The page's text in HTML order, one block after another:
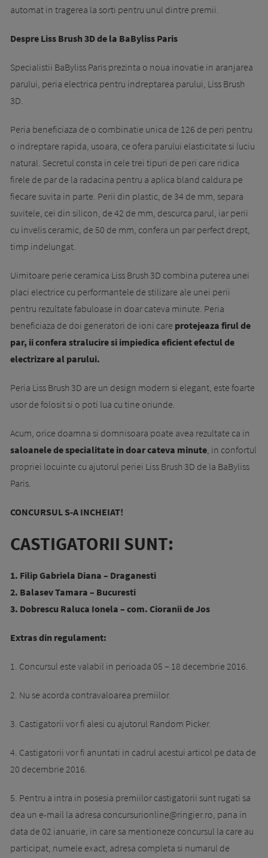
automat in tragerea la sorti pentru unul dintre premii.
Despre Liss Brush 3D de la BaByliss Paris
Specialistii BaByliss Paris prezinta o noua inovatie in aranjarea
parului, peria electrica pentru indreptarea parului, Liss Brush
3D.
Peria beneficiaza de o combinatie unica de 126 de peri pentru
o indreptare rapida, usoara, ce ofera parului elasticitate si luciu
natural. Secretul consta in cele trei tipuri de peri care ridica
firele de par de la radacina pentru a aplica bland caldura pe
fiecare suvita in parte. Perii din plastic, de 34 de mm, separa
suvitele, cei din silicon, de 42 de mm, descurca parul, iar perii
cu invelis ceramic, de 50 de mm, confera un par perfect drept,
timp indelungat.
Uimitoare perie ceramica Liss Brush 3D combina puterea unei
placi electrice cu performantele de stilizare ale unei perii
pentru rezultate fabuloase in doar cateva minute. Peria
beneficiaza de doi generatori de ioni care protejeaza firul de
par, ii confera stralucire si impiedica eficient efectul de
electrizare al parului.
Peria Liss Brush 3D are un design modern si elegant, este foarte
usor de folosit si o poti lua cu tine oriunde.
Acum, orice doamna si domnisoara poate avea rezultate ca in
saloanele de specialitate in doar cateva minute, in confortul
propriei locuinte cu ajutorul periei Liss Brush 3D de la BaByliss
Paris.
CONCURSUL S-A INCHEIAT!
CASTIGATORII SUNT:
1. Filip Gabriela Diana – Draganesti
2. Balasev Tamara – Bucuresti
3. Dobrescu Raluca Ionela – com. Cioranii de Jos
Extras din regulament:
1. Concursul este valabil in perioada 05 – 18 decembrie 2016.
2. Nu se acorda contravaloarea premiilor.
3. Castigatorii vor fi alesi cu ajutorul Random Picker.
4. Castigatorii vor fi anuntati in cadrul acestui articol pe data de
20 decembrie 2016.
5. Pentru a intra in posesia premiilor castigatorii sunt rugati sa
dea un e-mail la adresa concursurionline@ringier.ro, pana in
data de 02 ianuarie, in care sa mentioneze concursul la care au
participat, numele exact, adresa completa si numarul de